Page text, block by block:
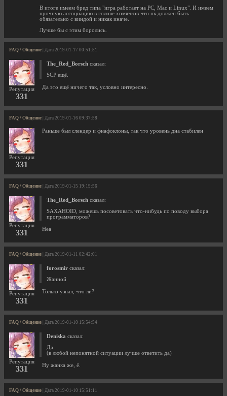
В итоге имеем бред типа "игра работает на PC, Mac и Linux". И имеем
прочную ассоциацию в голове хомячков что пк должен быть
обязательно с виндой и никак иначе.
Лучше бы с этим боролись.
FAQ / Общение | Дата 2019-01-17 00:51:51
Репутация
331
The_Red_Borsch сказал:
SCP ещё.
Да это ещё ничего так, условно интересно.
FAQ / Общение | Дата 2019-01-16 09:37:58
Репутация
331
Раньше был слендер и фнафоклоны, так что уровень дна стабилен
FAQ / Общение | Дата 2019-01-15 19:19:56
Репутация
331
The_Red_Borsch сказал:
SAXAHOID, можешь посоветовать что-нибудь по поводу выбора
программаторов?
Неа
FAQ / Общение | Дата 2019-01-11 02:42:01
Репутация
331
forosmir сказал:
Жанной
Только узнал, что ли?
FAQ / Общение | Дата 2019-01-10 15:54:54
Репутация
331
Deniska сказал:
Да.
(в любой непонятной ситуации лучше ответить да)
Ну жанка же, ё.
FAQ / Общение | Дата 2019-01-10 15:51:11